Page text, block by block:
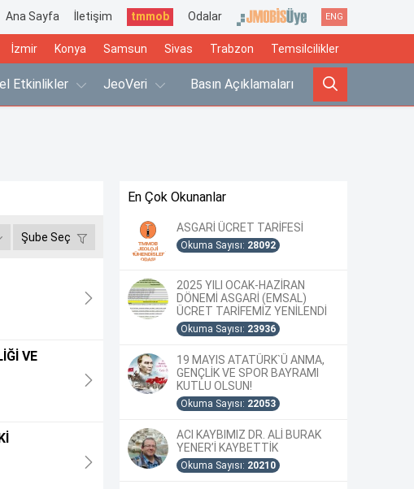
Ana Sayfa İletişim tmmob Odalar ENG
İzmir Konya Samsun Sivas Trabzon Temsilcilikler
Etkinlikler Basın Açıklamaları
JeoVeri
Şube Seç
VE
En Çok Okunanlar
ASGARİ ÜCRET TARİFESİ
Okuma Sayısı: 28092
2025 YILI OCAK-HAZİRAN
DÖNEMİ ASGARİ (EMSAL)
ÜCRET TARİFEMİZ YENİLENDİ
Okuma Sayısı: 23936
19 MAYIS ATATÜRK`Ü ANMA,
GENÇLİK VE SPOR BAYRAMI
KUTLU OLSUN!
Okuma Sayısı: 22053
ACI KAYBIMIZ DR. ALİ BURAK
YENER’İ KAYBETTİK
Okuma Sayısı: 20210